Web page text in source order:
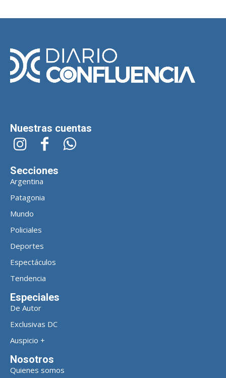
Nuestras cuentas
Secciones
Argentina
Patagonia
Mundo
Policiales
Deportes
Espectáculos
Tendencia
Especiales
De Autor
Exclusivas DC
Auspicio +
Nosotros
Quienes somos